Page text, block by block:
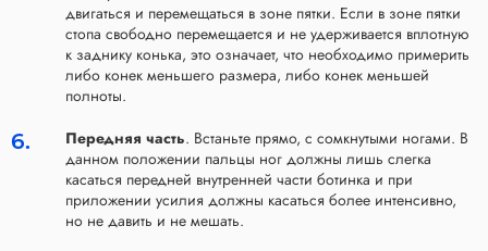
двигаться и перемещаться в зоне пятки. Если в зоне пятки
стопа свободно перемещается и не удерживается вплотную
к заднику конька, это означает, что необходимо примерить
либо конек меньшего размера, либо конек меньшей
полноты.
Передняя часть. Встаньте прямо, с сомкнутыми ногами. В
данном положении пальцы ног должны лишь слегка
касаться передней внутренней части ботинка и при
приложении усилия должны касаться более интенсивно,
но не давить и не мешать.